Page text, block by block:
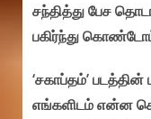
சந்தித்து பேச
பகிர்ந்து
‘சகாப்தம்’
எங்களிடம் என்ன